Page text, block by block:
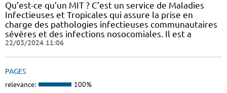
Qu’est-ce qu’un MIT ? C’est un service de Maladies
Infectieuses et Tropicales qui assure la prise en
charge des pathologies infectieuses communautaires
sévères et des infections nosocomiales. Il est a
22/03/2024 11:06
PAGES
relevance: 100%